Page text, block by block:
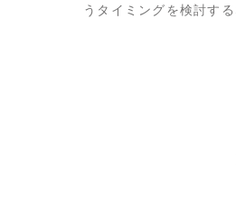
うタイミングを検討す